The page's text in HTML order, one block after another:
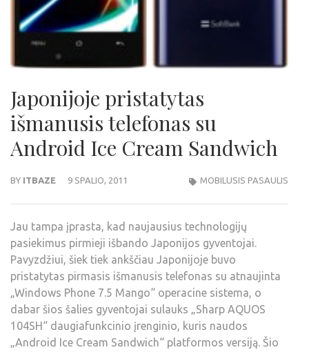
Japonijoje pristatytas
išmanusis telefonas su
Android Ice Cream Sandwich
BY ITBAZE 9 SPALIO, 2011 MOBILUSIS PASAULIS
Jau tampa įprasta, kad naujausius technologijų
pasiekimus pirmieji išbando Japonijos gyventojai.
Pavyzdžiui, šiek tiek ankščiau Japonijoje buvo
pristatytas pirmasis išmanusis telefonas su atnaujinta
„Windows Phone 7.5 Mango“ operacine sistema, o
dabar šios šalies gyventojai sulauks „Sharp AQUOS
104SH“ daugiafunkcinio įrenginio, kuris naudos
„Android Ice Cream Sandwich“ platformos versiją. Šio